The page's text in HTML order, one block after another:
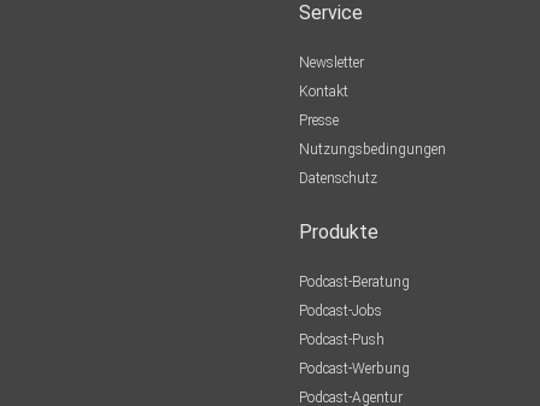
Service
Newsletter
Kontakt
Presse
Nutzungsbedingungen
Datenschutz
Produkte
Podcast-Beratung
Podcast-Jobs
Podcast-Push
Podcast-Werbung
Podcast-Agentur